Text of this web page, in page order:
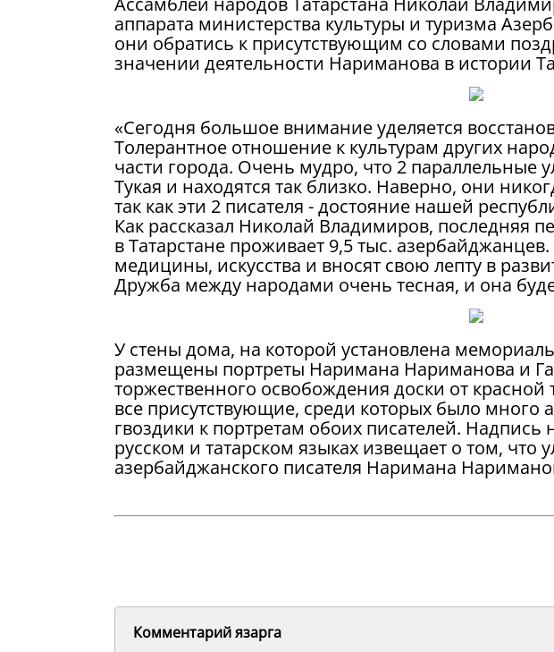
аппарата министерства культуры и туризма
они обратись к присутствующим со словами
значении деятельности Нариманова в истории
«Сегодня большое внимание уделяется
Толерантное отношение к культурам других
части города. Очень мудро, что 2 параллельные
Тукая и находятся так близко. Наверно, они
так как эти 2 писателя - достояние нашей
Как рассказал Николай Владимиров, последняя
в Татарстане проживает 9,5 тыс.
медицины, искусства и вносят свою лепту в
Дружба между народами очень тесная, и она
У стены дома, на которой установлена
размещены портреты Наримана Нариманова и
торжественного освобождения доски от красной
все присутствующие, среди которых было много
гвоздики к портретам обоих писателей.
русском и татарском языках извещает о том, что
азербайджанского писателя Наримана
Комментарий язарга